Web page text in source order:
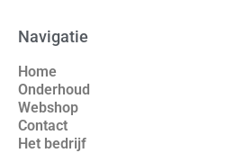
Navigatie
Home
Onderhoud
Webshop
Contact
Het bedrijf